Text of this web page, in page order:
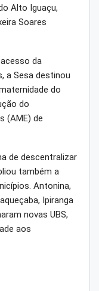
Alto Iguaçu,
Soares
da
a Sesa destinou
do
do
(AME) de
de descentralizar
também a
Antonina,
Ipiranga
novas UBS,
aos